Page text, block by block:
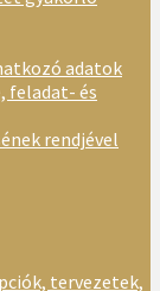
adatok
feladat- és
rendjével
tervezetek,